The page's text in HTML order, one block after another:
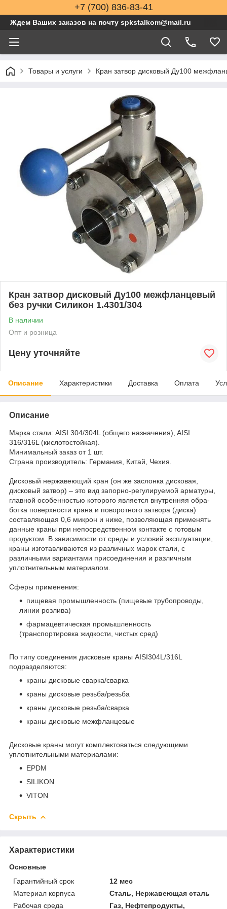
+7 (700) 836-83-41
Ждем Ваших заказов на почту spkstalkom@mail.ru
Товары и услуги Кран затвор дисковый Ду100
Кран затвор дисковый Ду100 межфланцевый
без ручки Силикон 1.4301/304
В наличии
Опт и розница
Цену уточняйте
Описание Характеристики Доставка Оплата
Описание
Марка стали: AISI 304/304L (общего назначения), AISI
316/316L (кислотостойкая).
Минимальный заказ от 1 шт.
Страна производитель: Германия, Китай, Чехия.
Дисковый нержавеющий кран (он же заслонка дисковая,
дисковый затвор) – это вид за­порно-регулируемой арматуры,
главной особенностью которого является внутренняя обра­
ботка поверхности крана и поворотного затвора (диска)
составляющая 0,6 микрон и ниже, позволяющая применять
данные краны при непосредственном контакте с готовым
продук­том. В зависимости от среды и условий эксплуатации,
краны изготавливаются из различ­ных марок стали, с
различными вариантами присоединения и различным
уплотнительным материалом.
Сферы применения:
пищевая промышленность (пищевые трубопроводы,
линии розлива)
фармацевтическая промышленность
(транспортировка жидкости, чистых сред)
По типу соединения дисковые краны AISI304L/316L
подразделяются:
краны дисковые сварка/сварка
краны дисковые резьба/резьба
краны дисковые резьба/сварка
краны дисковые межфланцевые
Дисковые краны могут комплектоваться следующими
уплотнительными материалами:
EPDM
SILIKON
VITON
Скрыть
Характеристики
Основные
Гарантийный срок
12 мес
Материал корпуса
Сталь, Нержавеющая сталь
Рабочая среда
Газ, Нефтепродукты,